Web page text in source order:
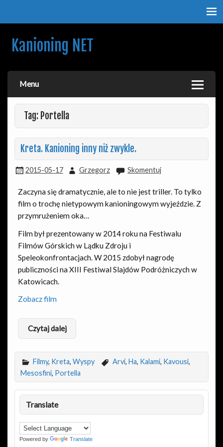
Kanioning NET
kanioningowców.
Menu
Tag: Portella
Kreta. Kanioning inny niż zwykle.
2015-05-17 Grzegorz Skomentuj
Zaczyna się dramatycznie, ale to nie jest triller. To tylko
film o trochę nietypowym kanioningowym wyjeździe. Z
przymrużeniem oka…
Film był prezentowany w 2014 roku na Festiwalu
Filmów Górskich w Lądku Zdroju i
Speleokonfrontacjach. W 2015 zdobył nagrodę
publiczności na XIII Festiwal Slajdów Podróżniczych w
Katowicach.
Zobacz film
Czytaj dalej
Filmy, Kreta,Wyspy Arvi, Ha, Kalami, Kavousi,
Mesosfini, Portella
Translate
Powered by Translate